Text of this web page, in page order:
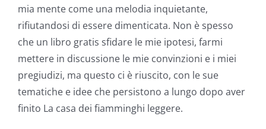
mia mente come una melodia inquietante,
rifiutandosi di essere dimenticata. Non è spesso
che un libro gratis sfidare le mie ipotesi, farmi
mettere in discussione le mie convinzioni e i miei
pregiudizi, ma questo ci è riuscito, con le sue
tematiche e idee che persistono a lungo dopo aver
finito La casa dei fiamminghi leggere.